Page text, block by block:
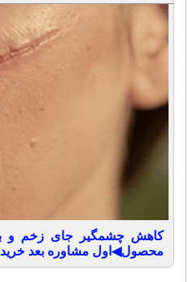
محصول◀اول مشاوره بعد خرید